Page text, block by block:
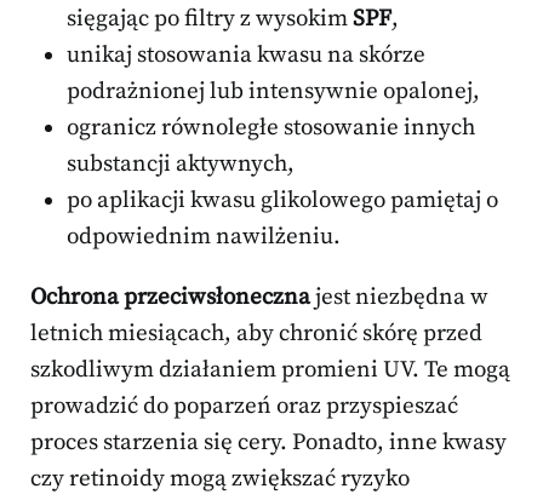
sięgając po filtry z wysokimSPF,
unikaj stosowania kwasu na skórze
podrażnionej lub intensywnie opalonej,
ogranicz równoległe stosowanie innych
substancji aktywnych,
po aplikacji kwasu glikolowego pamiętaj o
odpowiednim nawilżeniu.
Ochrona przeciwsłonecznajest niezbędna w
letnich miesiącach, aby chronić skórę przed
szkodliwym działaniem promieni UV. Te mogą
prowadzić do poparzeń oraz przyspieszać
proces starzenia się cery. Ponadto, inne kwasy
czy retinoidy mogą zwiększać ryzyko